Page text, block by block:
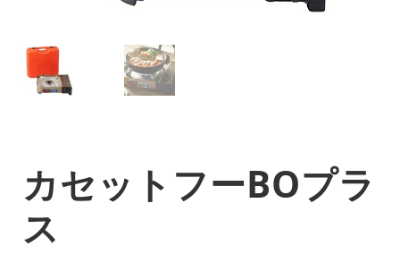
カセットフーBOプラ
ス